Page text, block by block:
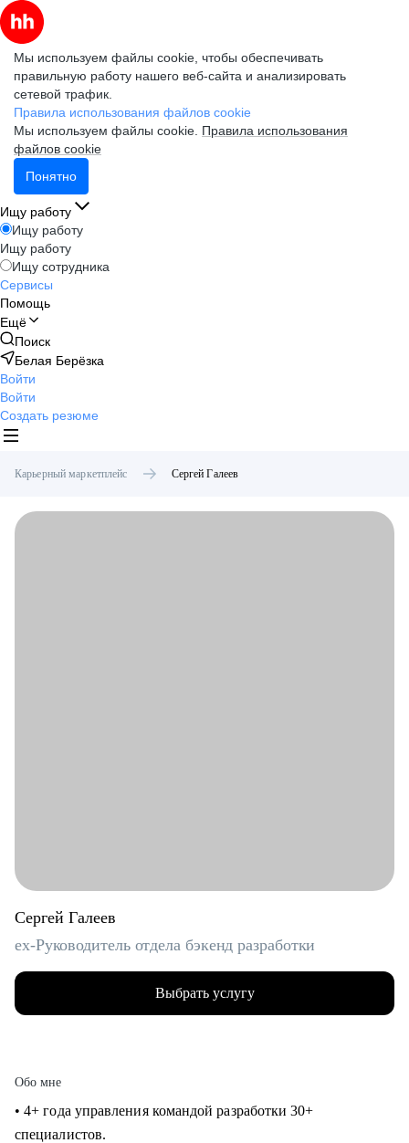
Мы используем файлы cookie, чтобы обеспечивать
правильную работу нашего веб-сайта и анализировать
сетевой трафик.
Правила использования файлов cookie
Мы используем файлы cookie. Правила использования
файлов cookie
Понятно
Ищу работу
Ищу работу
Ищу работу
Ищу сотрудника
Сервисы
Помощь
Ещё
Поиск
Белая Берёзка
Войти
Войти
Создать резюме
Карьерный маркетплейс Сергей Галеев
Сергей Галеев
ex-Руководитель отдела бэкенд разработки
Выбрать услугу
Обо мне
• 4+ года управления командой разработки 30+
специалистов.